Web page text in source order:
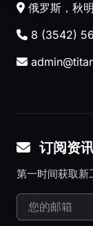
俄罗斯，秋明
8 (3542)
订阅资
第一时间获取新